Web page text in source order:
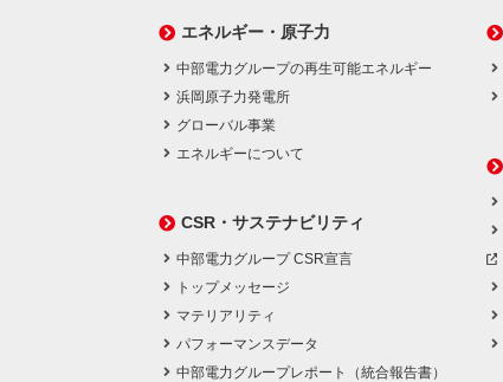
エネルギー・原子力
中部電力グループの再生可能エネルギー
浜岡原子力発電所
グローバル事業
エネルギーについて
CSR・サステナビリティ
中部電力グループ CSR宣言
トップメッセージ
マテリアリティ
パフォーマンスデータ
中部電力グループレポート（統合報告書）